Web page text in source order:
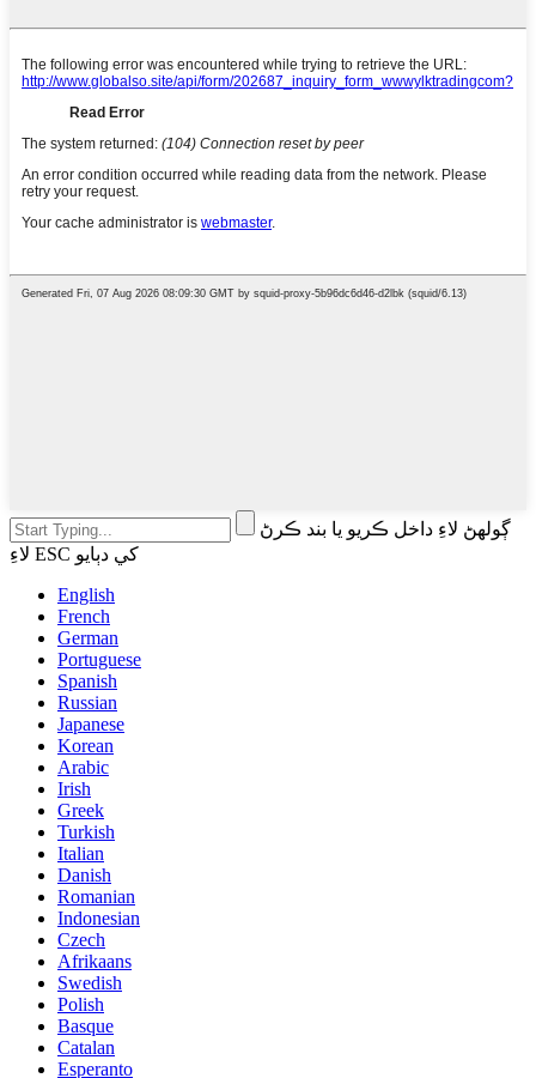
ڳولهڻ لاءِ داخل ڪريو يا بند ڪرڻ
لاءِ ESC کي دٻايو
English
French
German
Portuguese
Spanish
Russian
Japanese
Korean
Arabic
Irish
Greek
Turkish
Italian
Danish
Romanian
Indonesian
Czech
Afrikaans
Swedish
Polish
Basque
Catalan
Esperanto